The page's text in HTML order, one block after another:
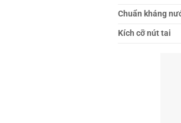
Chuẩn kháng
Kích cỡ nút tai